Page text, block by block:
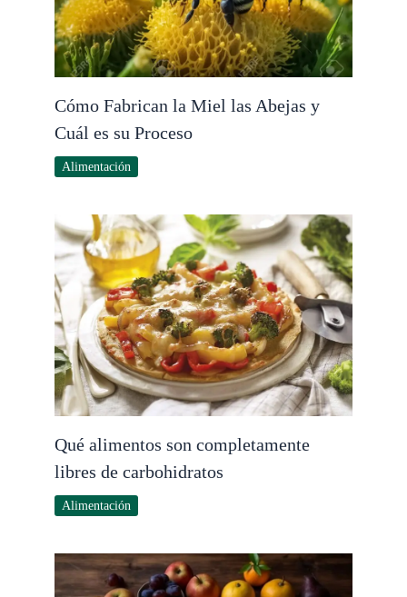
Cómo Fabrican la Miel las Abejas y
Cuál es su Proceso
Alimentación
Qué alimentos son completamente
libres de carbohidratos
Alimentación